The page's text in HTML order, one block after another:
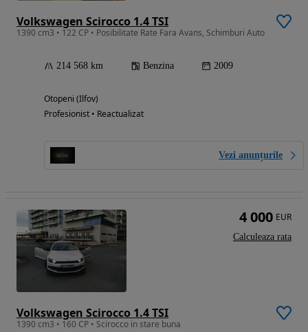
Volkswagen Scirocco 1.4 TSI
1390 cm3 • 122 CP • Posibilitate Rate Fara Avans, Schimburi Auto
214 568 km Benzina 2009
Otopeni (Ilfov)
Profesionist • Reactualizat
Vezi anunțurile
Volkswagen Scirocco 1.4 TSI
1390 cm3 • 160 CP • Scirocco in stare buna
4 000 EUR
Calculeaza rata